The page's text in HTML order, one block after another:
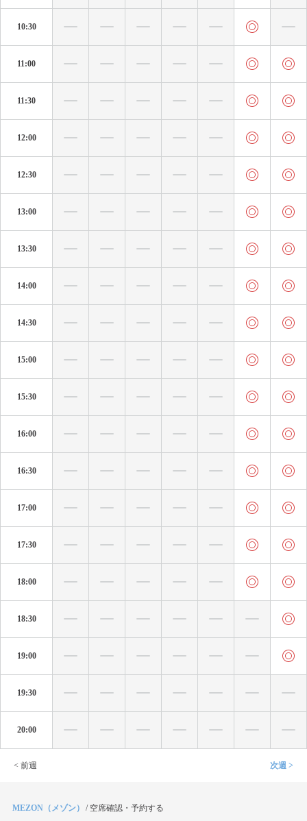
10:30
11:00
11:30
12:00
12:30
13:00
13:30
14:00
14:30
15:00
15:30
16:00
16:30
17:00
17:30
18:00
18:30
19:00
19:30
20:00
< 前週 次週 >
MEZON（メゾン） / 空席確認・予約する